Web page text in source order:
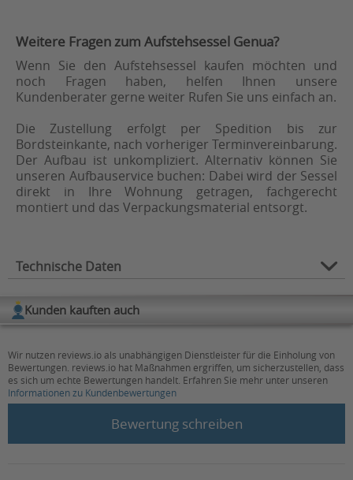
Weitere Fragen zum Aufstehsessel Genua?
Wenn Sie den Aufstehsessel kaufen möchten und
noch Fragen haben, helfen Ihnen unsere
Kundenberater gerne weiter Rufen Sie uns einfach an.
Die Zustellung erfolgt per Spedition bis zur
Bordsteinkante, nach vorheriger Terminvereinbarung.
Der Aufbau ist unkompliziert. Alternativ können Sie
unseren Aufbauservice buchen: Dabei wird der Sessel
direkt in Ihre Wohnung getragen, fachgerecht
montiert und das Verpackungsmaterial entsorgt.
Technische Daten
Verstelloptionen:
Anzahl der Motoren:
2
Empfohlene
160 - 175
Körpergrößenbereich:
160 - 175 cm
Kunden kauften auch
Wir nutzen reviews.io als unabhängigen Dienstleister für die Einholung von
Bewertungen. reviews.io hat Maßnahmen ergriffen, um sicherzustellen, dass
es sich um echte Bewertungen handelt. Erfahren Sie mehr unter unseren
Informationen zu Kundenbewertungen
Bewertung schreiben